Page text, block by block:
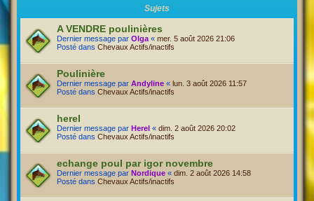
Sujets
A VENDRE poulinières
Dernier message par Olga « mer. 5 août 2026 21:06
Posté dans Chevaux Actifs/inactifs
Poulinière
Dernier message par Andyline « lun. 3 août 2026 11:57
Posté dans Chevaux Actifs/inactifs
herel
Dernier message par Herel « dim. 2 août 2026 20:02
Posté dans Chevaux Actifs/inactifs
echange poul par igor novembre
Dernier message par Nordique « dim. 2 août 2026 14:58
Posté dans Chevaux Actifs/inactifs